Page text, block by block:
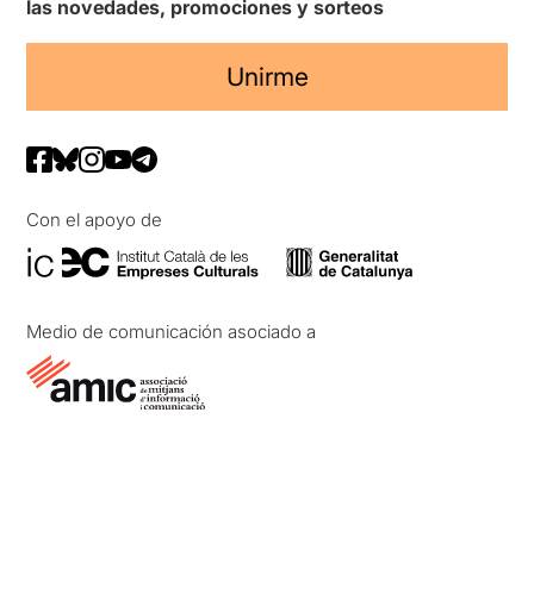
las novedades, promociones y sorteos
Unirme
Con el apoyo de
Medio de comunicación asociado a